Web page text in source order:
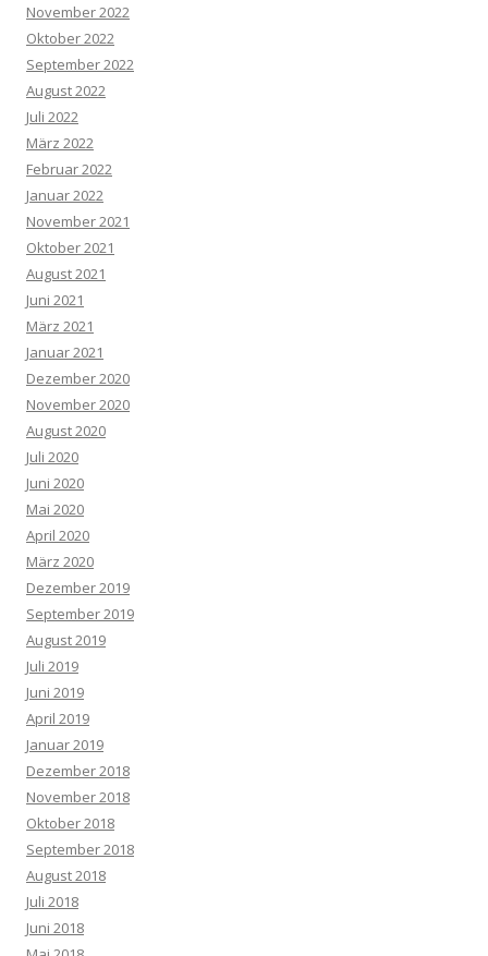
November 2022
Oktober 2022
September 2022
August 2022
Juli 2022
März 2022
Februar 2022
Januar 2022
November 2021
Oktober 2021
August 2021
Juni 2021
März 2021
Januar 2021
Dezember 2020
November 2020
August 2020
Juli 2020
Juni 2020
Mai 2020
April 2020
März 2020
Dezember 2019
September 2019
August 2019
Juli 2019
Juni 2019
April 2019
Januar 2019
Dezember 2018
November 2018
Oktober 2018
September 2018
August 2018
Juli 2018
Juni 2018